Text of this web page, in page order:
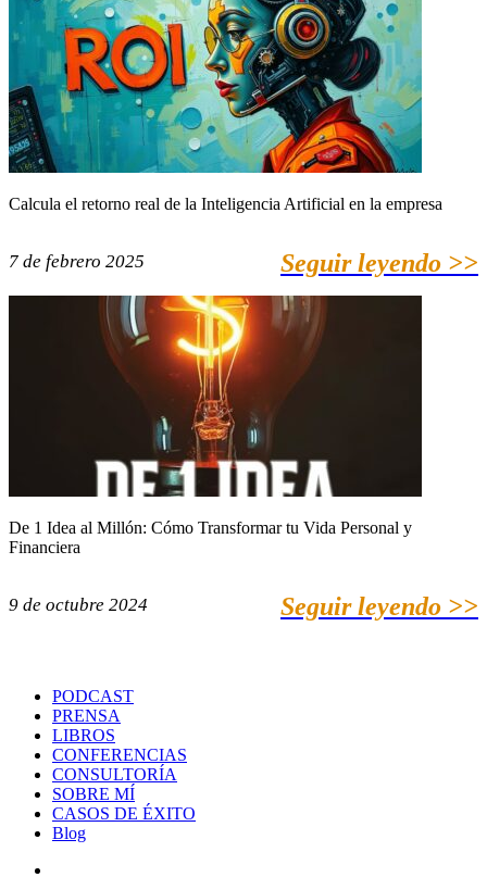
Calcula el retorno real de la Inteligencia Artificial en la empresa
7 de febrero 2025 Seguir leyendo >>
De 1 Idea al Millón: Cómo Transformar tu Vida Personal y
Financiera
9 de octubre 2024 Seguir leyendo >>
PODCAST
PRENSA
LIBROS
CONFERENCIAS
CONSULTORÍA
SOBRE MÍ
CASOS DE ÉXITO
Blog